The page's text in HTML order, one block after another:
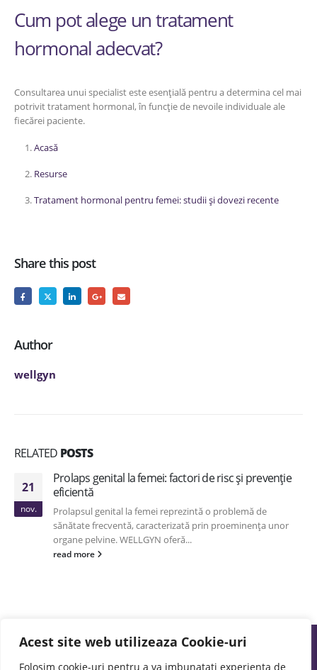
Acest site web utilizeaza Cookie-uri
Folosim cookie-uri pentru a va imbunatati experienta de
Cum pot alege un tratament
hormonal adecvat?
Consultarea unui specialist este esențială pentru a determina cel mai
potrivit tratament hormonal, în funcție de nevoile individuale ale
fiecărei paciente.
Acasă
Resurse
Tratament hormonal pentru femei: studii și dovezi recente
Share this post
Author
wellgyn
RELATED POSTS
21
nov.
Prolaps genital la femei: factori de risc și prevenție
eficientă
Prolapsul genital la femei reprezintă o problemă de
sănătate frecventă, caracterizată prin proeminența unor
organe pelvine. WELLGYN oferă...
read more